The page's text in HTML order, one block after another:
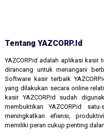
Tentang YAZCORP.id
YAZCORP.id adalah aplikasi
dirancang untuk menangani
Software kasir terbaik
yang dilakukan secara online
kasir YAZCORP.id sudah
membuktikan YAZCORP.id
meningkatkan efiensi,
memiliki peran cukup penting